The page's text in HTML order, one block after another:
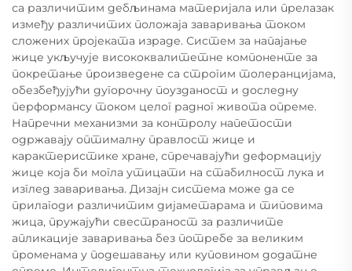
са различитим дебљинама материјала или прелазак
између различитих положаја заваривања током
сложених пројеката израде. Систем за напајање
жице укључује висококвалитетне компоненте за
покретање произведене са строгим толеранцијама,
обезбеђујући дугорочну поузданост и доследну
перформансу током целог радног живота опреме.
Напречни механизми за контролу напетости
одржавају оптималну правлост жице и
карактеристике хране, спречавајући деформацију
жице која би могла утицати на стабилност лука и
изглед заваривања. Дизајн система може да се
прилагоди различитим дијаметарама и типовима
жица, пружајући свестраност за различите
апликације заваривања без потребе за великим
променама у подешавању или куповином додатне